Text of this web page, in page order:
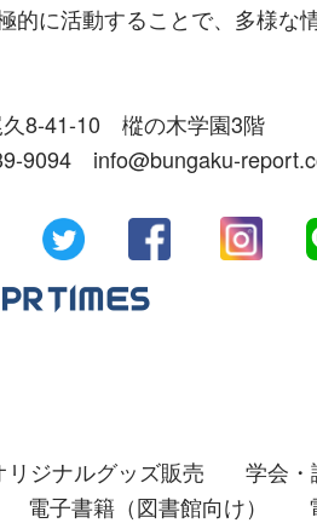
的に活動することで、多様
8-41-10 樅の木学園3階
9094 info@bungaku-
リジナルグッズ販売
学会・
電子書籍（図書館向け）